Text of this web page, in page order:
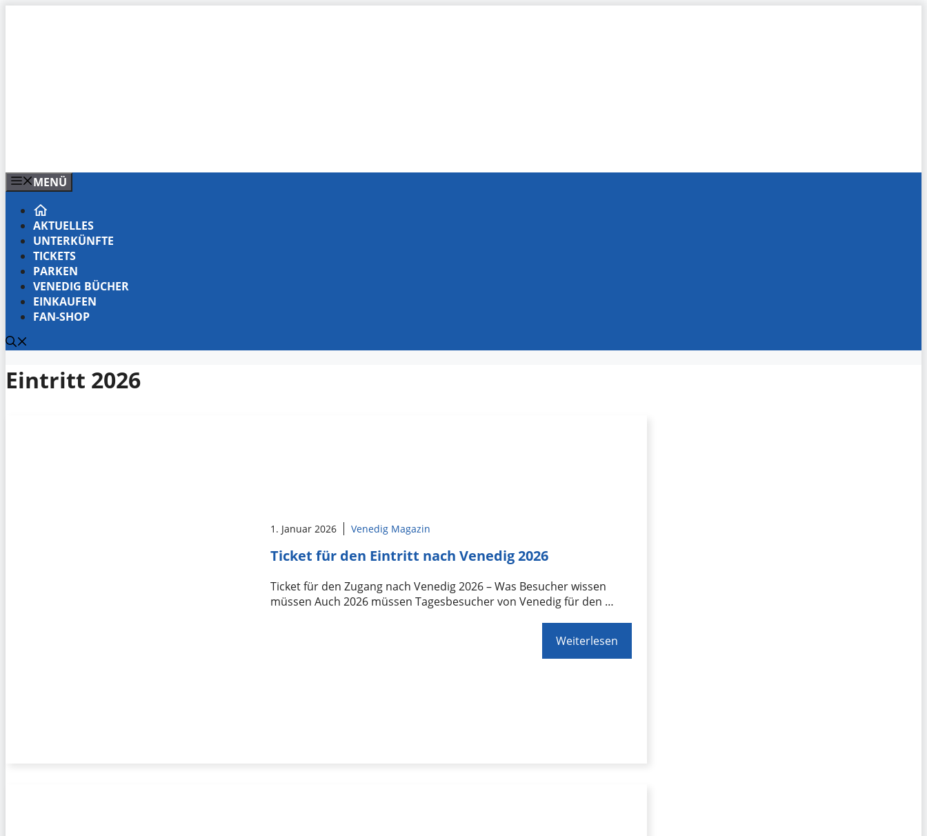
MENÜ
AKTUELLES
UNTERKÜNFTE
TICKETS
PARKEN
VENEDIG BÜCHER
EINKAUFEN
FAN-SHOP
Eintritt 2026
1. Januar 2026 Venedig Magazin
Ticket für den Eintritt nach Venedig 2026
Ticket für den Zugang nach Venedig 2026 – Was Besucher wissen
müssen Auch 2026 müssen Tagesbesucher von Venedig für den …
Weiterlesen